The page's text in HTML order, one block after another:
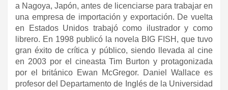
a Nagoya, Japón, antes de licenciarse para trabajar en
una empresa de importación y exportación. De vuelta
en Estados Unidos trabajó como ilustrador y como
librero. En 1998 publicó la novela BIG FISH, que tuvo
gran éxito de crítica y público, siendo llevada al cine
en 2003 por el cineasta Tim Burton y protagonizada
por el británico Ewan McGregor. Daniel Wallace es
profesor del Departamento de Inglés de la Universidad